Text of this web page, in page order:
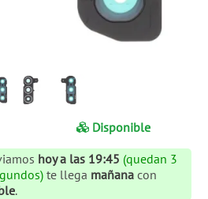
Disponible
hoy a las 19:45 (quedan 3
te llega mañana con
.